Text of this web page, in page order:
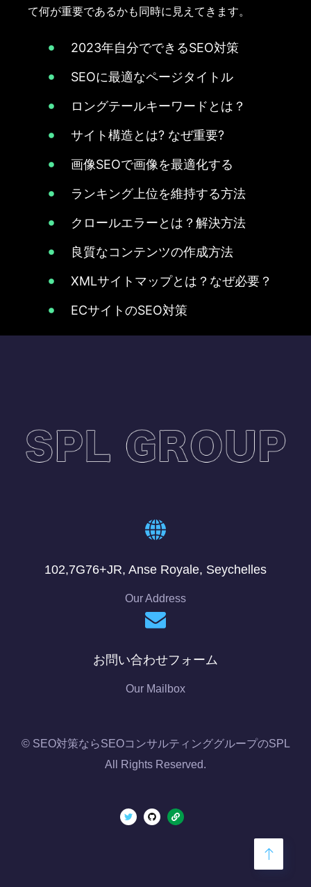
て何が重要であるかも同時に見えてきます。
2023年自分でできるSEO対策
SEOに最適なページタイトル
ロングテールキーワードとは？
サイト構造とは? なぜ重要?
画像SEOで画像を最適化する
ランキング上位を維持する方法
クロールエラーとは？解決方法
良質なコンテンツの作成方法
XMLサイトマップとは？なぜ必要？
ECサイトのSEO対策
102,7G76+JR, Anse Royale, Seychelles
Our Address
お問い合わせフォーム
Our Mailbox
© SEO対策ならSEOコンサルティンググループのSPL
All Rights Reserved.